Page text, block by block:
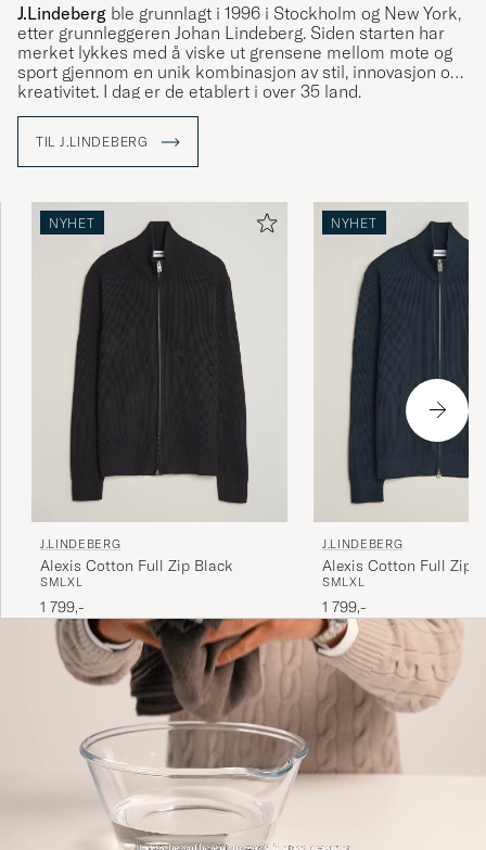
J.Lindeberg ble grunnlagt i 1996 i Stockholm og New York,
etter grunnleggeren Johan Lindeberg. Siden starten har
merket lykkes med å viske ut grensene mellom mote og
sport gjennom en unik kombinasjon av stil, innovasjon og
kreativitet. I dag er de etablert i over 35 land.
og ideer sammen ved å skape plagg som står for kvalitet,
bærekraft og stil. Utforsk sortimentet vårt hos Care of
TIL J.LINDEBERG
NYHET
J.LINDEBERG
Alexis Cotton Full Zip Black
SMLXL
1 799,-
NYHET
J.LINDEBERG
Alexis Cotton Full Zip
SMLXL
1 799,-